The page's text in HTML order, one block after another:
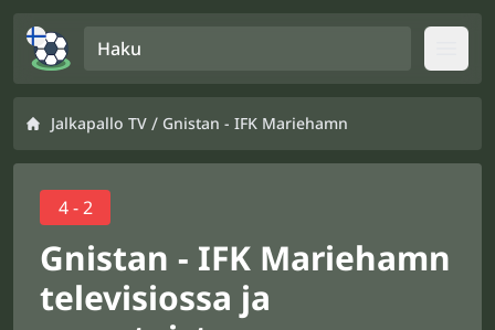
Jalkapallo TV / Gnistan - IFK Mariehamn
4 - 2
Gnistan - IFK Mariehamn
televisiossa ja